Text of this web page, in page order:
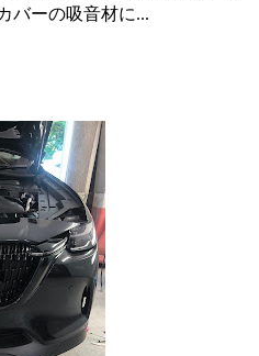
バーの吸音材に...